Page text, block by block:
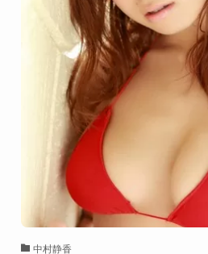
中村静香